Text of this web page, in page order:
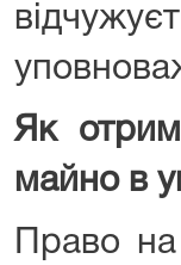
Як
майно в
Право